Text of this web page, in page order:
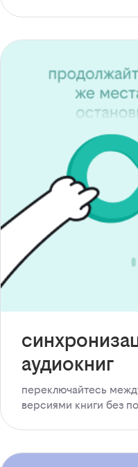
аудиокниг
переключайтесь
версиями книги без